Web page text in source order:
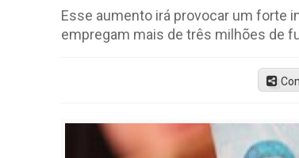
Esse aumento irá provocar um forte
empregam mais de três milhões de